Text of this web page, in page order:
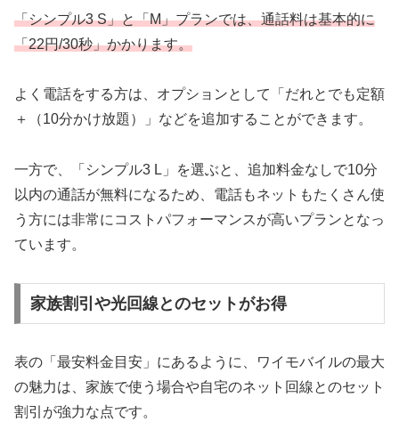
「シンプル3 S」と「M」プランでは、通話料は基本的に
「22円/30秒」かかります。
よく電話をする方は、オプションとして「だれとでも定額
＋（10分かけ放題）」などを追加することができます。
一方で、「シンプル3 L」を選ぶと、追加料金なしで10分
以内の通話が無料になるため、電話もネットもたくさん使
う方には非常にコストパフォーマンスが高いプランとなっ
ています。
家族割引や光回線とのセットがお得
表の「最安料金目安」にあるように、ワイモバイルの最大
の魅力は、家族で使う場合や自宅のネット回線とのセット
割引が強力な点です。